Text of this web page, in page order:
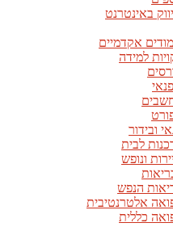
באינטרנט
אקדמיים
למידה
ובידור
לבית
ונופש
הנפש
אלטרנטיבית
כללית